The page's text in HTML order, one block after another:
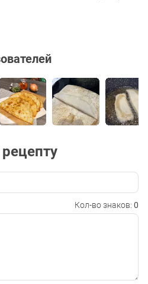
Кол-во знаков: 0